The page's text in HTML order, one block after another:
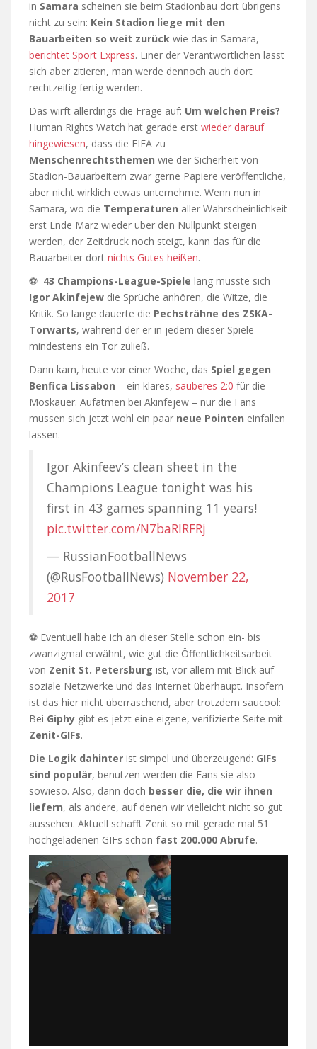
in Samara scheinen sie beim Stadionbau dort übrigens
nicht zu sein: Kein Stadion liege mit den
Bauarbeiten so weit zurück wie das in Samara,
berichtet Sport Express. Einer der Verantwortlichen lässt
sich aber zitieren, man werde dennoch auch dort
rechtzeitig fertig werden.
Das wirft allerdings die Frage auf: Um welchen Preis?
Human Rights Watch hat gerade erst wieder darauf
hingewiesen, dass die FIFA zu
Menschenrechtsthemen wie der Sicherheit von
Stadion-Bauarbeitern zwar gerne Papiere veröffentliche,
aber nicht wirklich etwas unternehme. Wenn nun in
Samara, wo die Temperaturen aller Wahrscheinlichkeit
erst Ende März wieder über den Nullpunkt steigen
werden, der Zeitdruck noch steigt, kann das für die
Bauarbeiter dort nichts Gutes heißen.
⚽ 43 Champions-League-Spiele lang musste sich
Igor Akinfejew die Sprüche anhören, die Witze, die
Kritik. So lange dauerte die Pechsträhne des ZSKA-
Torwarts, während der er in jedem dieser Spiele
mindestens ein Tor zuließ.
Dann kam, heute vor einer Woche, das Spiel gegen
Benfica Lissabon – ein klares, sauberes 2:0 für die
Moskauer. Aufatmen bei Akinfejew – nur die Fans
müssen sich jetzt wohl ein paar neue Pointen einfallen
lassen.
Igor Akinfeev’s clean sheet in the
Champions League tonight was his
first in 43 games spanning 11 years!
pic.twitter.com/N7baRIRFRj
— RussianFootballNews
(@RusFootballNews) November 22,
2017
⚽ Eventuell habe ich an dieser Stelle schon ein- bis
zwanzigmal erwähnt, wie gut die Öffentlichkeitsarbeit
von Zenit St. Petersburg ist, vor allem mit Blick auf
soziale Netzwerke und das Internet überhaupt. Insofern
ist das hier nicht überraschend, aber trotzdem saucool:
Bei Giphy gibt es jetzt eine eigene, verifizierte Seite mit
Zenit-GIFs.
Die Logik dahinter ist simpel und überzeugend: GIFs
sind populär, benutzen werden die Fans sie also
sowieso. Also, dann doch besser die, die wir ihnen
liefern, als andere, auf denen wir vielleicht nicht so gut
aussehen. Aktuell schafft Zenit so mit gerade mal 51
hochgeladenen GIFs schon fast 200.000 Abrufe.